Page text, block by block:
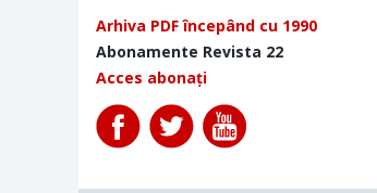
Arhiva PDF începând cu 1990
Abonamente Revista 22
Acces abonați